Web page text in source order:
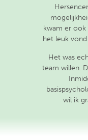
kwam er ook
het leuk
Het was
team willen.
wil ik